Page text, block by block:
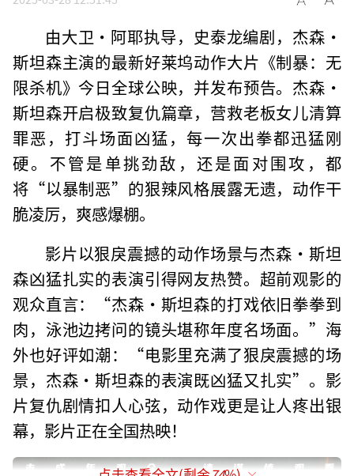
由大卫·阿耶执导，史泰龙编剧，杰森·
斯坦森主演的最新好莱坞动作大片《制暴：无
限杀机》今日全球公映，并发布预告。杰森・
斯坦森开启极致复仇篇章，营救老板女儿清算
罪恶，打斗场面凶猛，每一次出拳都迅猛刚
硬。不管是单挑劲敌，还是面对围攻，都
将“以暴制恶”的狠辣风格展露无遗，动作干
脆凌厉，爽感爆棚。
影片以狠戾震撼的动作场景与杰森·斯坦
森凶猛扎实的表演引得网友热赞。超前观影的
观众直言：“杰森·斯坦森的打戏依旧拳拳到
肉，泳池边拷问的镜头堪称年度名场面。”海
外也好评如潮：“电影里充满了狠戾震撼的场
景，杰森·斯坦森的表演既凶猛又扎实”。影
片复仇剧情扣人心弦，动作戏更是让人疼出银
幕，影片正在全国热映！